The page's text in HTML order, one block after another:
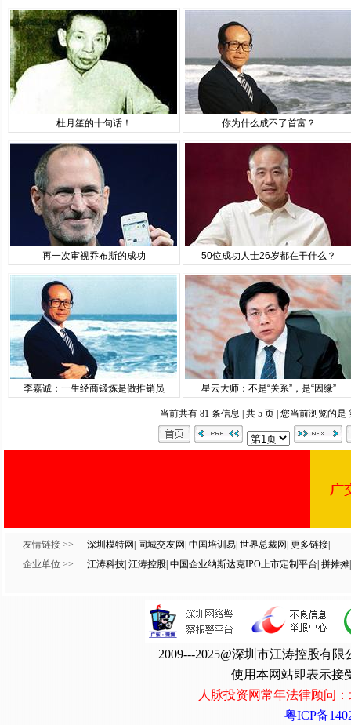
杜月笙的十句话！ 你为什么成不了首富？
再一次审视乔布斯的成功 50位成功人士26岁都在干什么？
李嘉诚：一生经商锻炼是做推销员 星云大师：不是“关系”，是“因缘”
当前共有 81 条信息 | 共 5 页 | 您当前浏览的是
友情链接 >> 深圳模特网 同城交友网 中国培训易 世界总裁网 更多链接
企业单位 >>
江涛科技 江涛控股 中国企业纳斯达克IPO上市定制平台 拼摊摊
2009---2025@深圳市江涛控股有
使用本网站即表示接
人脉投资网常年法律顾问
粤ICP备